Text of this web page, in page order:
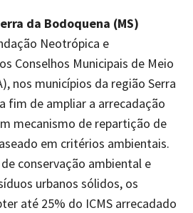
da Bodoquena (MS)
Neotrópica e
Conselhos Municipais de Meio
nos municípios da região Serra
fim de ampliar a arrecadação
mecanismo de repartição de
em critérios ambientais.
conservação ambiental e
urbanos sólidos, os
até 25% do ICMS arrecadado